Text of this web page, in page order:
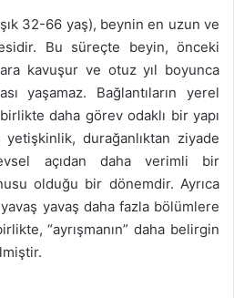
32-66 yaş), beynin en uzun ve
Bu süreçte beyin, önceki
kavuşur ve otuz yıl boyunca
yaşamaz. Bağlantıların yerel
daha görev odaklı bir yapı
yetişkinlik, durağanlıktan ziyade
açıdan daha verimli bir
olduğu bir dönemdir. Ayrıca
yavaş daha fazla bölümlere
“ayrışmanın” daha belirgin